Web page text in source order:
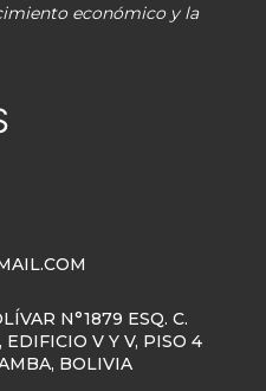
económico y la
N°1879 ESQ. C.
V Y V, PISO 4
BOLIVIA